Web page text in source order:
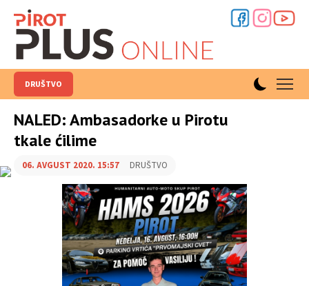
DRUŠTVO
NALED: Ambasadorke u Pirotu
tkale ćilime
06. AVGUST 2020. 15:57 DRUŠTVO